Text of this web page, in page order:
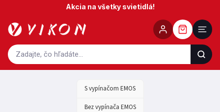
obsah
Akcia na všetky svietidlá!
S vypínačom EMOS
Bez vypínača EMOS